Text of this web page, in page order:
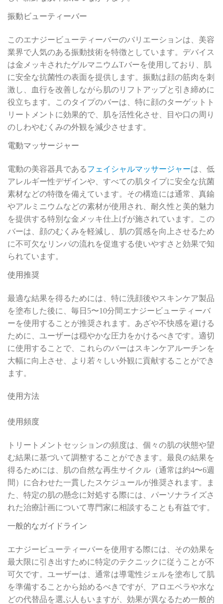
振動ビューティーバー
このエナジービューティーバーのバリエーションは、美容
業界で人気のある振動技術を特徴としています。デバイス
は金メッキされたゲルマニウムTバーを使用しており、肌
に安全な抗菌性の表面を提供します。振動は顔の筋肉を刺
激し、血行を改善しながら肌のリフトアップと引き締めに
役立ちます。このタイプのバーは、特に顔のターゲットト
リートメントに効果的で、肌を活性化させ、目や口の周り
のしわやむくみの外観を減少させます。
電動マッサージャー
電動の美容器具であるフェイシャルマッサージャーは、低
アレルギー性デザインや、すべての肌タイプに安全な抗菌
素材などの特徴を備えています。その構造には通常、真鍮
やアルミニウムなどの素材が使用され、耐久性と美的魅力
を提供する特別な金メッキ仕上げが施されています。この
バーは、顔のむくみを軽減し、肌の質感を向上させるため
に不可欠なリンパの流れを促進する使いやすさと効果で知
られています。
使用推奨
最適な結果を得るためには、特に洗顔後やスキンケア製品
を塗布した後に、毎日5〜10分間エナジービューティーバ
ーを使用することが推奨されます。あざや不快感を避ける
ために、ユーザーは穏やかな圧力をかけるべきです。適切
に使用することで、これらのバーはスキンケアルーチンを
大幅に向上させ、より若々しい外観に貢献することができ
ます。
使用方法
使用頻度
トリートメントセッションの頻度は、個々の肌の状態や望
む結果に基づいて調整することができます。最良の結果を
得るためには、肌の自然な再生サイクル（通常は約4〜6週
間）に合わせた一貫したスケジュールが推奨されます。ま
た、特定の肌の懸念に対処する際には、パーソナライズさ
れた治療計画について専門家に相談することも有益です。
一般的なガイドライン
エナジービューティーバーを使用する際には、その効果を
最大限に引き出すために特定のテクニックに従うことが不
可欠です。ユーザーは、通常は導電性ジェルを塗布して肌
を準備することから始めるべきですが、アロエベラや水な
どの代替品を選ぶ人もいますが、効果が異なるため一般的